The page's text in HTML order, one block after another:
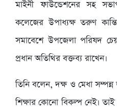
মাইনী ফাউন্ডেশনের সহ
কলেজের উপাধ্যক্ষ তরুণ
সমাবেশে উপজেলা পরিষদ
প্রধান অতিথির বক্তব্য রাখেন।
তিনি বলেন, দক্ষ ও মেধা
শিক্ষার কোনো বিকল্প নেই।